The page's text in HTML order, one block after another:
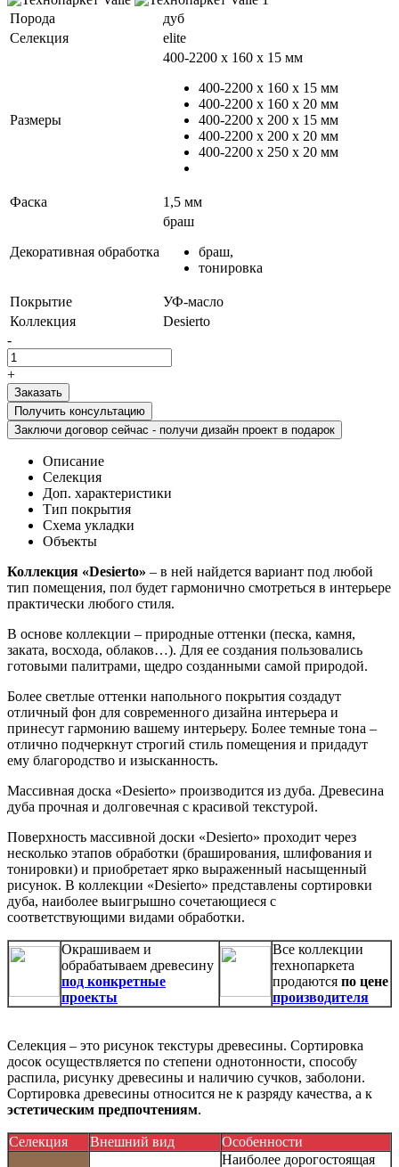
Порода
дуб
Селекция
elite
Размеры
400-2200 х 160 х 15 мм
400-2200 х 160 х 15 мм
400-2200 х 160 х 20 мм
400-2200 х 200 х 15 мм
400-2200 х 200 х 20 мм
400-2200 х 250 х 20 мм
Фаска 1,5 мм
Декоративная обработка
браш
браш,
тонировка
Покрытие
УФ-масло
Коллекция
Desierto
-
+
Получить консультацию
Заключи договор сейчас - получи дизайн проект в подарок
Описание
Селекция
Доп. характеристики
Тип покрытия
Схема укладки
Объекты
Коллекция «Desierto» – в ней найдется вариант под любой
тип помещения, пол будет гармонично смотреться в интерьере
практически любого стиля.
В основе коллекции – природные оттенки (песка, камня,
заката, восхода, облаков…). Для ее создания пользовались
готовыми палитрами, щедро созданными самой природой.
Более светлые оттенки напольного покрытия создадут
отличный фон для современного дизайна интерьера и
принесут гармонию вашему интерьеру. Более темные тона –
отлично подчеркнут строгий стиль помещения и придадут
ему благородство и изысканность.
Массивная доска «Desierto» производится из дуба. Древесина
дуба прочная и долговечная с красивой текстурой.
Поверхность массивной доски «Desierto» проходит через
несколько этапов обработки (браширования, шлифования и
тонировки) и приобретает ярко выраженный насыщенный
рисунок. В коллекции «Desierto» представлены сортировки
дуба, наиболее выигрышно сочетающиеся с
соответствующими видами обработки.
Окрашиваем и
обрабатываем древесину
под конкретные
проекты
Все коллекции
технопаркета
продаются по цене
производителя
Селекция – это рисунок текстуры древесины. Сортировка
досок осуществляется по степени однотонности, способу
распила, рисунку древесины и наличию сучков, заболони.
Сортировка древесины относится не к разряду качества, а к
эстетическим предпочтениям.
Селекция Внешний вид Особенности
Наиболее дорогостоящая